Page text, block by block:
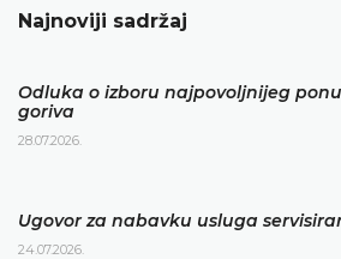
Najnoviji sadržaj
Odluka o izboru najpovoljnijeg
goriva
28.07.2026.
Ugovor za nabavku usluga
24.07.2026.